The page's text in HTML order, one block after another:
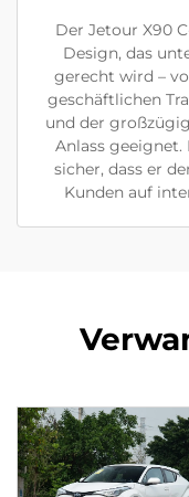
Der Jetour X90
Design, das
gerecht wird –
geschäftlichen
und der
Anlass
sicher, dass er
Kunden auf